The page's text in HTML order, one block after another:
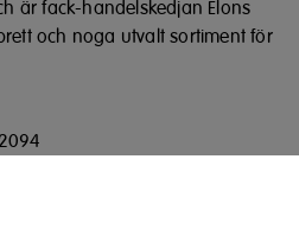
är fack-handelskedjan Elons
och noga utvalt sortiment för